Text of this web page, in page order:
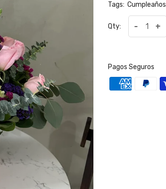
Tags: Cumpleaños
Qty: - +
Pagos Seguros